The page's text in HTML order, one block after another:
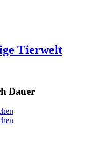
Tierwelt
Dauer